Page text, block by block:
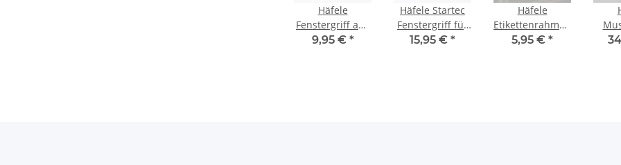
Häfele
Fenstergriff aus
Aluminium für
9,95 € *
Häfele Startec
Fenstergriff für
Drehkippfenster
15,95 € *
Häfele
Etikettenrahmen
65x24mm
5,95 € *